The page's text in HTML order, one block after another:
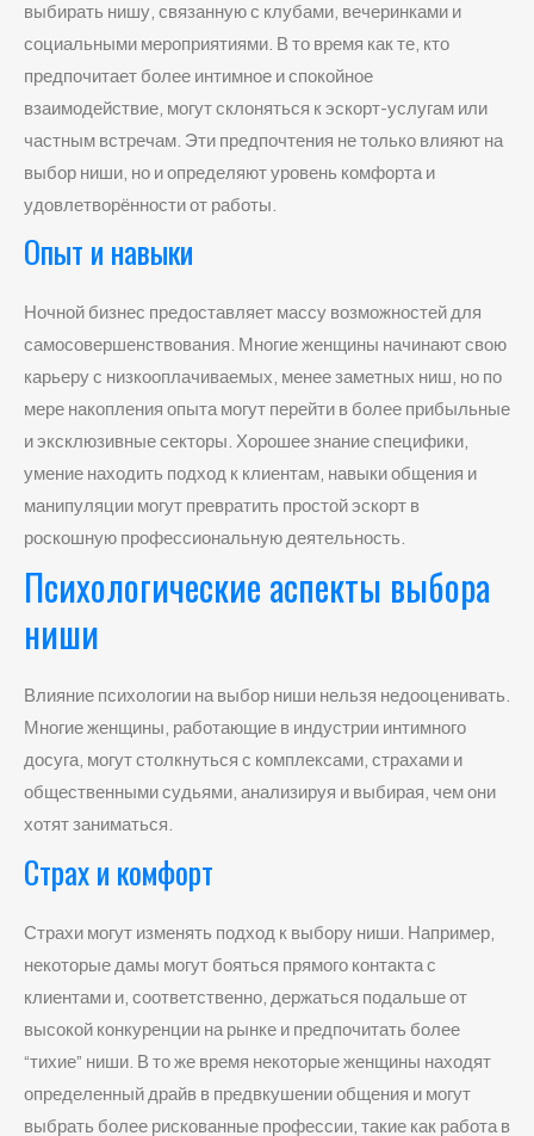
выбирать нишу, связанную с клубами, вечеринками и
социальными мероприятиями. В то время как те, кто
предпочитает более интимное и спокойное
взаимодействие, могут склоняться к эскорт-услугам или
частным встречам. Эти предпочтения не только влияют на
выбор ниши, но и определяют уровень комфорта и
удовлетворённости от работы.
Опыт и навыки
Ночной бизнес предоставляет массу возможностей для
самосовершенствования. Многие женщины начинают свою
карьеру с низкооплачиваемых, менее заметных ниш, но по
мере накопления опыта могут перейти в более прибыльные
и эксклюзивные секторы. Хорошее знание специфики,
умение находить подход к клиентам, навыки общения и
манипуляции могут превратить простой эскорт в
роскошную профессиональную деятельность.
Психологические аспекты выбора
ниши
Влияние психологии на выбор ниши нельзя недооценивать.
Многие женщины, работающие в индустрии интимного
досуга, могут столкнуться с комплексами, страхами и
общественными судьями, анализируя и выбирая, чем они
хотят заниматься.
Страх и комфорт
Страхи могут изменять подход к выбору ниши. Например,
некоторые дамы могут бояться прямого контакта с
клиентами и, соответственно, держаться подальше от
высокой конкуренции на рынке и предпочитать более
“тихие” ниши. В то же время некоторые женщины находят
определенный драйв в предвкушении общения и могут
выбрать более рискованные профессии, такие как работа в